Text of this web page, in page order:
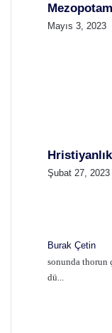
Mayıs 3, 2023
Şubat 27, 2023
Burak Çetin
sonunda thorun
dü...